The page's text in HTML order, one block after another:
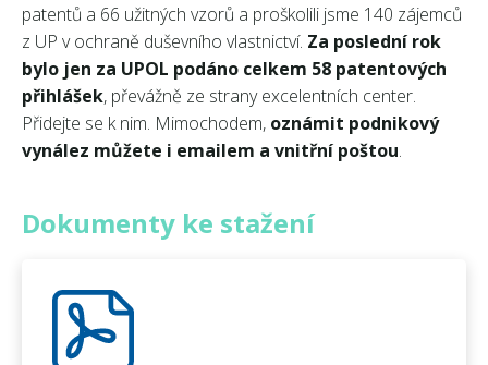
patentů a 66 užitných vzorů a proškolili jsme 140 zájemců
z UP v ochraně duševního vlastnictví. Za poslední rok
bylo jen za UPOL podáno celkem 58 patentových
přihlášek, převážně ze strany excelentních center.
Přidejte se k nim. Mimochodem, oznámit podnikový
vynález můžete i emailem a vnitřní poštou.
Dokumenty ke stažení